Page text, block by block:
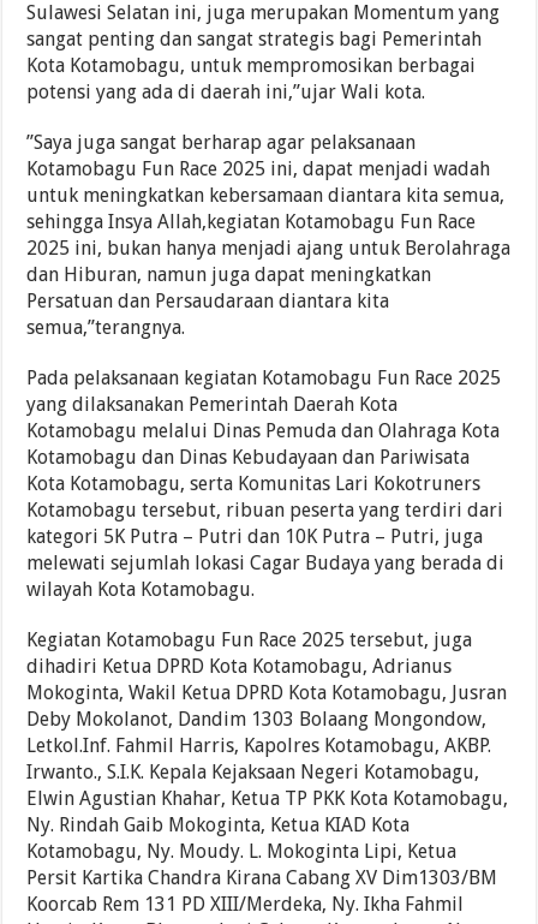
Sulawesi Selatan ini, juga merupakan Momentum yang
sangat penting dan sangat strategis bagi Pemerintah
Kota Kotamobagu, untuk mempromosikan berbagai
potensi yang ada di daerah ini,”ujar Wali kota.
”Saya juga sangat berharap agar pelaksanaan
Kotamobagu Fun Race 2025 ini, dapat menjadi wadah
untuk meningkatkan kebersamaan diantara kita semua,
sehingga Insya Allah,kegiatan Kotamobagu Fun Race
2025 ini, bukan hanya menjadi ajang untuk Berolahraga
dan Hiburan, namun juga dapat meningkatkan
Persatuan dan Persaudaraan diantara kita
semua,”terangnya.
Pada pelaksanaan kegiatan Kotamobagu Fun Race 2025
yang dilaksanakan Pemerintah Daerah Kota
Kotamobagu melalui Dinas Pemuda dan Olahraga Kota
Kotamobagu dan Dinas Kebudayaan dan Pariwisata
Kota Kotamobagu, serta Komunitas Lari Kokotruners
Kotamobagu tersebut, ribuan peserta yang terdiri dari
kategori 5K Putra – Putri dan 10K Putra – Putri, juga
melewati sejumlah lokasi Cagar Budaya yang berada di
wilayah Kota Kotamobagu.
Kegiatan Kotamobagu Fun Race 2025 tersebut, juga
dihadiri Ketua DPRD Kota Kotamobagu, Adrianus
Mokoginta, Wakil Ketua DPRD Kota Kotamobagu, Jusran
Deby Mokolanot, Dandim 1303 Bolaang Mongondow,
Letkol.Inf. Fahmil Harris, Kapolres Kotamobagu, AKBP.
Irwanto., S.I.K. Kepala Kejaksaan Negeri Kotamobagu,
Elwin Agustian Khahar, Ketua TP PKK Kota Kotamobagu,
Ny. Rindah Gaib Mokoginta, Ketua KIAD Kota
Kotamobagu, Ny. Moudy. L. Mokoginta Lipi, Ketua
Persit Kartika Chandra Kirana Cabang XV Dim1303/BM
Koorcab Rem 131 PD XIII/Merdeka, Ny. Ikha Fahmil